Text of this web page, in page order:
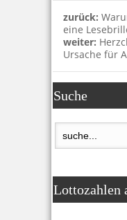
zurück:
eine
weiter:
Ursache für
Suche
Lottozahlen